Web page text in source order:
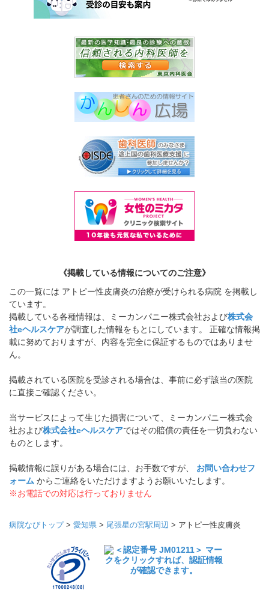
《掲載している情報についてのご注意》
この一覧には アトピー性皮膚炎の治療が受けられる病院 を掲載し
ています。
掲載している各種情報は、ミーカンパニー株式会社および株式会
社eヘルスケアが調査した情報をもとにしています。 正確な情報掲
載に努めておりますが、内容を完全に保証するものではありませ
ん。
掲載されている医院を受診される場合は、事前に必ず該当の医院
に直接ご確認ください。
当サービスによって生じた損害について、ミーカンパニー株式会
社および株式会社eヘルスケアではその賠償の責任を一切負わない
ものとします。
掲載情報に誤りがある場合には、お手数ですが、 お問い合わせフ
ォーム からご連絡をいただけますようお願いいたします。
※お電話での対応は行っておりません
病院なびトップ> 愛知県 > 尾張星の宮駅周辺 > アトピー性皮膚炎